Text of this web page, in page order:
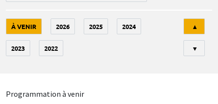
À VENIR 2026 2025 2024
2023 2022
▲
▼
Programmation à venir